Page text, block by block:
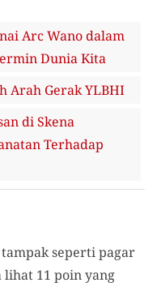
Arc Wano dalam
Dunia Kita
Arah Gerak YLBHI
di Skena
Terhadap
seperti pagar
11 poin yang